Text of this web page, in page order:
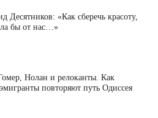
Десятников: «Как сберечь красоту,
бы от нас…»
Нолан и релоканты. Как
повторяют путь Одиссея